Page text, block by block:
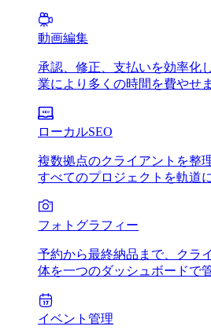
動画編集
承認、修正、支払いを効率化
業により多くの時間を費やせま
ローカルSEO
複数拠点のクライアントを整
すべてのプロジェクトを軌道
フォトグラフィー
予約から最終納品まで、クラ
体を一つのダッシュボードで
イベント管理